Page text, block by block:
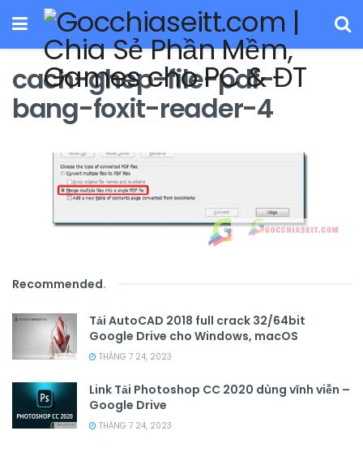
cach-ghep-file-pdf-
bang-foxit-reader-4
Recommended.
Tải AutoCAD 2018 full crack 32/64bit
Google Drive cho Windows, macOS
THÁNG 7 24, 2023
Link Tải Photoshop CC 2020 dùng vĩnh viễn –
Google Drive
THÁNG 7 24, 2023